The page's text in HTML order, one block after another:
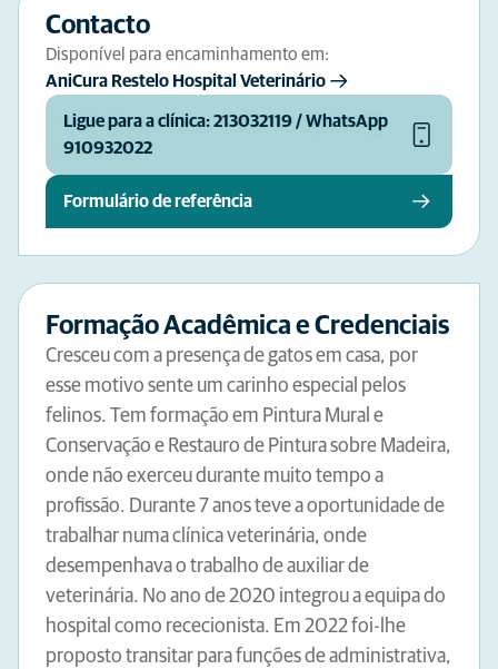
Contacto
Disponível para encaminhamento em:
AniCura Restelo Hospital Veterinário
Ligue para a clínica: 213032119 / WhatsApp
910932022
Formulário de referência
Formação Acadêmica e Credenciais
Cresceu com a presença de gatos em casa, por
esse motivo sente um carinho especial pelos
felinos. Tem formação em Pintura Mural e
Conservação e Restauro de Pintura sobre Madeira,
onde não exerceu durante muito tempo a
profissão. Durante 7 anos teve a oportunidade de
trabalhar numa clínica veterinária, onde
desempenhava o trabalho de auxiliar de
veterinária. No ano de 2020 integrou a equipa do
hospital como rececionista. Em 2022 foi-lhe
proposto transitar para funções de administrativa,